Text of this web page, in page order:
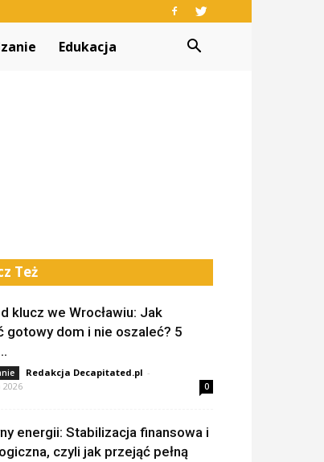
Edukacja
Też
klucz we Wrocławiu: Jak
gotowy dom i nie oszaleć? 5
Redakcja Decapitated.pl -
0
energii: Stabilizacja finansowa i
czyli jak przejąć pełną